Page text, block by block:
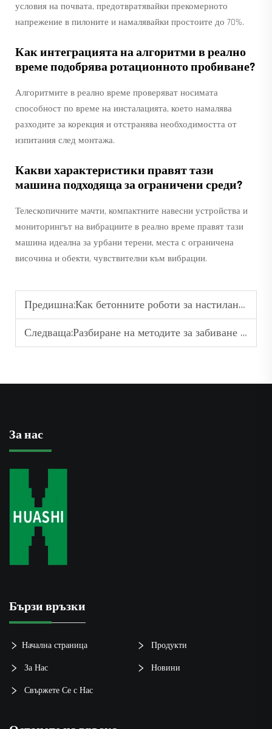
условия на почвата, предотвратявайки прекомерното
напрежение в пилоните и намалявайки простоите до 70%.
Как интеграцията на алгоритми в реално
време подобрява ротационното пробиване?
Алгоритмите в реално време проверяват носимата
способност по време на инсталацията, което намалява
разходите за корекция и отстранява необходимостта от
изпитания след монтажа.
Какви характеристики правят тази
машина подходяща за ограничени среди?
Телескопичните мачти, компактните навесни устройства и
мониторингът на вибрациите в реално време правят тази
машина идеална за урбани терени, места с ограничена
височина и обекти, чувствителни към вибрации.
Предишна:Как бетонните роботи за настилане намаляват разходите по проекта
Следваща:Разбиране на методите за забиване на пилони: вибрационен, ударен, буриен и пресовъчен
За нас
Бързи връзки
Начална страница Продукти
За Нас Новини
Свържете Се с Нас